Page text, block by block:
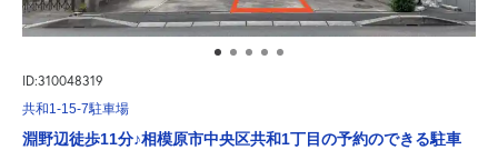
ID:310048319
共和1-15-7駐車場
淵野辺徒歩11分♪相模原市中央区共和1丁目の予約のできる駐車